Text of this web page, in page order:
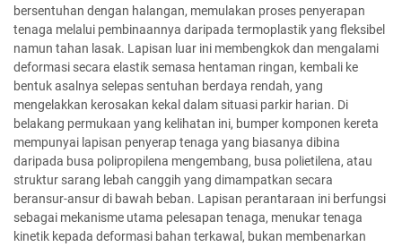
bersentuhan dengan halangan, memulakan proses penyerapan
tenaga melalui pembinaannya daripada termoplastik yang fleksibel
namun tahan lasak. Lapisan luar ini membengkok dan mengalami
deformasi secara elastik semasa hentaman ringan, kembali ke
bentuk asalnya selepas sentuhan berdaya rendah, yang
mengelakkan kerosakan kekal dalam situasi parkir harian. Di
belakang permukaan yang kelihatan ini, bumper komponen kereta
mempunyai lapisan penyerap tenaga yang biasanya dibina
daripada busa polipropilena mengembang, busa polietilena, atau
struktur sarang lebah canggih yang dimampatkan secara
beransur-ansur di bawah beban. Lapisan perantaraan ini berfungsi
sebagai mekanisme utama pelesapan tenaga, menukar tenaga
kinetik kepada deformasi bahan terkawal, bukan membenarkan